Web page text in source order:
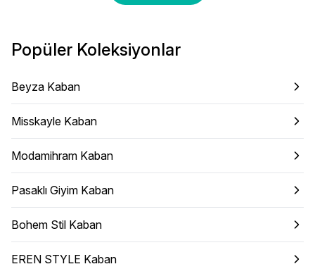
Popüler Koleksiyonlar
Beyza Kaban
Misskayle Kaban
Modamihram Kaban
Pasaklı Giyim Kaban
Bohem Stil Kaban
EREN STYLE Kaban